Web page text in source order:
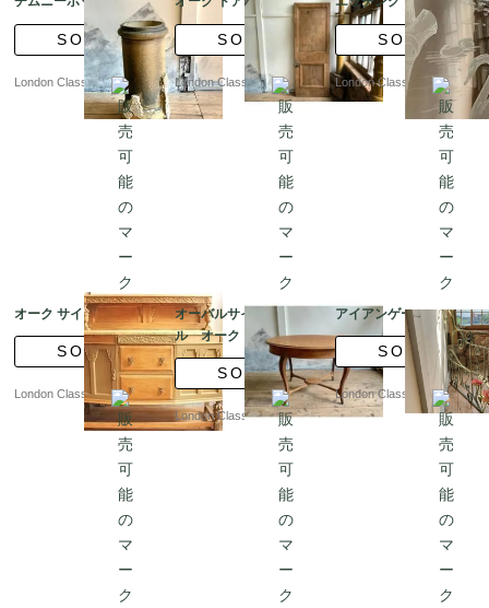
SOLD
London Classics
SOLD
London Classics
SOLD
London Classics
オーク サイドボード
SOLD
London Classics
オーバルサイドテーブ
ル オーク
SOLD
London Classics
アイアンゲート??9
SOLD
London Classics